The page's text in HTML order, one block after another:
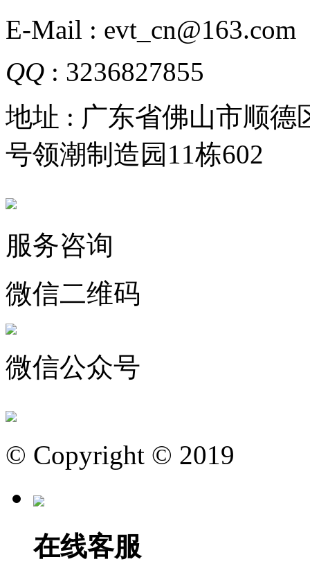
E-Mail : evt_cn@163.com
QQ : 3236827855
地址 : 广东省佛山市顺德
号领潮制造园11栋602
服务咨询
微信二维码
微信公众号
© Copyright © 2019
在线客服